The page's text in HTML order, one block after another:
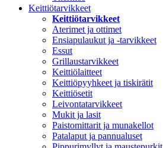
Keittiötarvikkeet
Keittiötarvikkeet
Aterimet ja ottimet
Ensiapulaukut ja -tarvikkeet
Essut
Grillaustarvikkeet
Keittiölaitteet
Keittiöpyyhkeet ja tiskirätit
Keittiösetit
Leivontatarvikkeet
Mukit ja lasit
Paistomittarit ja munakellot
Patalaput ja pannualuset